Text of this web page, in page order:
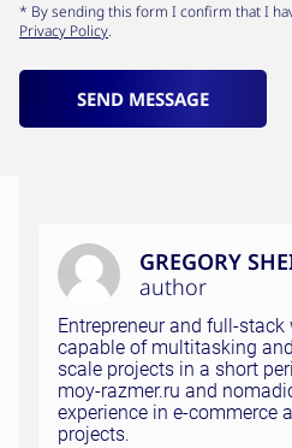
* By sending this form I confirm that I
Privacy Policy.
SEND MESSAGE
GREGORY
author
Entrepreneur and full-stack
capable of multitasking
scale projects in a short
moy-razmer.ru and
experience in e-commerce
projects.